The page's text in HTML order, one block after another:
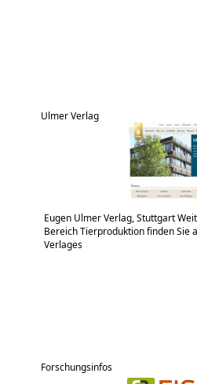
Ulmer Verlag
Eugen Ulmer Verlag, Stuttgart
Bereich Tierproduktion finden Sie
Verlages
Forschungsinfos